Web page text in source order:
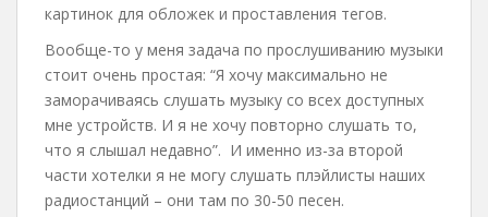
картинок для обложек и проставления тегов.
Вообще-то у меня задача по прослушиванию музыки
стоит очень простая: “Я хочу максимально не
заморачиваясь слушать музыку со всех доступных
мне устройств. И я не хочу повторно слушать то,
что я слышал недавно”. И именно из-за второй
части хотелки я не могу слушать плэйлисты наших
радиостанций – они там по 30-50 песен.